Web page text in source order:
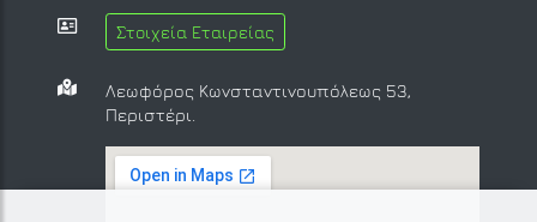
Στοιχεία Εταιρείας
Λεωφόρος Κωνσταντινουπόλεως 53,
Περιστέρι.